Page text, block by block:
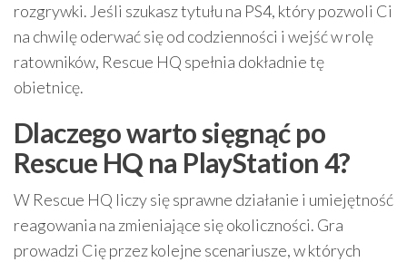
rozgrywki. Jeśli szukasz tytułu na PS4, który pozwoli Ci
na chwilę oderwać się od codzienności i wejść w rolę
ratowników, Rescue HQ spełnia dokładnie tę
obietnicę.
Dlaczego warto sięgnąć po
Rescue HQ na PlayStation 4?
W Rescue HQ liczy się sprawne działanie i umiejętność
reagowania na zmieniające się okoliczności. Gra
prowadzi Cię przez kolejne scenariusze, w których